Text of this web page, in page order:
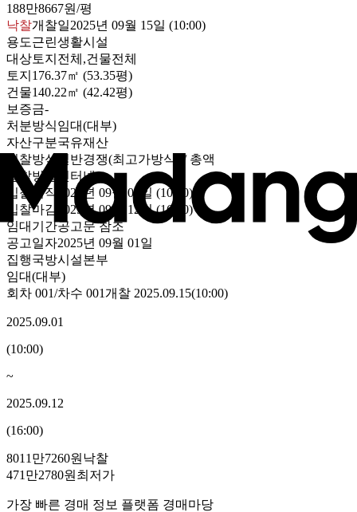
188만8667원/평
낙찰개찰일2025년 09월 15일 (10:00)
용도근린생활시설
대상토지전체,건물전체
토지 176.37㎡ (53.35평)
건물140.22㎡ (42.42평)
보증금-
처분방식임대(대부)
자산구분국유재산
입찰방식
일반경쟁(최고가방식) / 총액
입찰방법
인터넷
입찰시작
2025년 09월 01일 (10:00)
입찰마감
2025년 09월 12일 (16:00)
임대기간공고문 참조
공고일자2025년 09월 01일
집행국방시설본부
임대(대부)
회차 001/차수 001개찰 2025.09.15(10:00)
2025.09.01
(10:00)
~
2025.09.12
(16:00)
8011만7260원 낙찰
471만2780원 최저가
가장 빠른 경매 정보 플랫폼 경매마당